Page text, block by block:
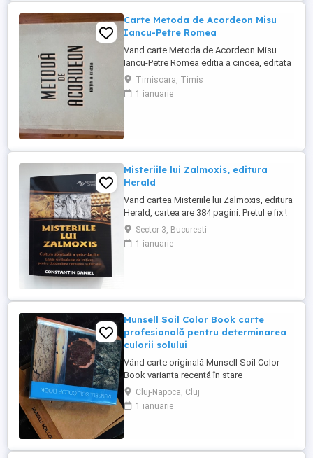
Carte Metoda de Acordeon Misu
Iancu-Petre Romea
Vand carte Metoda de Acordeon Misu
Iancu-Petre Romea editia a cincea, editata
in anul 1962. Pret fix 200 lei.
Timisoara, Timis
1 ianuarie
Misteriile lui Zalmoxis, editura
Herald
Vand cartea Misteriile lui Zalmoxis, editura
Herald, cartea are 384 pagini. Pretul e fix !
Sector 3, Bucuresti
1 ianuarie
Munsell Soil Color Book carte
profesională pentru determinarea
culorii solului
Vând carte originală Munsell Soil Color
Book varianta recentă în stare
excelentă,nefolosită , fiind incercate doar
2 pagini pentru referiri în artă .Aceasta
carte este inaccesibilă în România Este un
geografiei, geologiei, ...
Cluj-Napoca, Cluj
1 ianuarie